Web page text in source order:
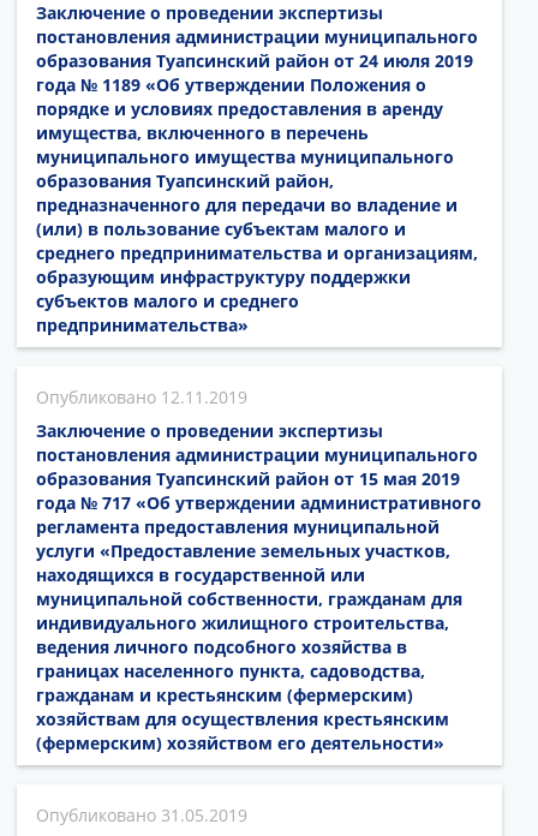
Заключение о проведении экспертизы
постановления администрации муниципального
образования Туапсинский район от 24 июля 2019
года № 1189 «Об утверждении Положения о
порядке и условиях предоставления в аренду
имущества, включенного в перечень
муниципального имущества муниципального
образования Туапсинский район,
предназначенного для передачи во владение и
(или) в пользование субъектам малого и
среднего предпринимательства и организациям,
образующим инфраструктуру поддержки
субъектов малого и среднего
предпринимательства»
12.11.2019
Заключение о проведении экспертизы
постановления администрации муниципального
образования Туапсинский район от 15 мая 2019
года № 717 «Об утверждении административного
регламента предоставления муниципальной
услуги «Предоставление земельных участков,
находящихся в государственной или
муниципальной собственности, гражданам для
индивидуального жилищного строительства,
ведения личного подсобного хозяйства в
границах населенного пункта, садоводства,
гражданам и крестьянским (фермерским)
хозяйствам для осуществления крестьянским
(фермерским) хозяйством его деятельности»
31.05.2019